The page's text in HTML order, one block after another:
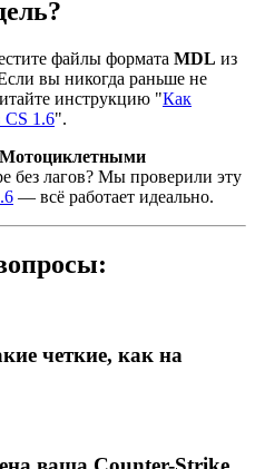
файлы формата MDL из
вы никогда раньше не
инструкцию "Как
CS 1.6".
без лагов? Мы проверили эту
— всё работает идеально.
четкие, как на